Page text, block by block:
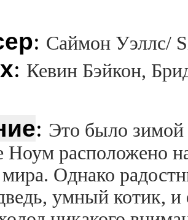
: Саймон Уэллс/
: Кевин Бэйкон,
: Это было
Ноум расположено
Однако
умный котик,